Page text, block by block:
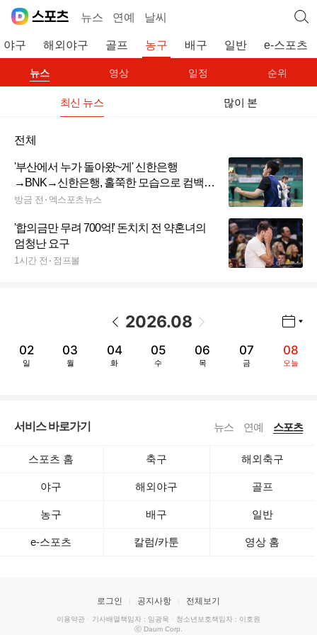
뉴스 연예 날씨
야구 해외야구 골프 농구 배구 일반 e-스포츠
뉴스 영상 일정 순위
최신 뉴스 많이 본
전체
'부산에서 누가 돌아왔~게' 신한은행
→BNK→신한은행, 홀쭉한 모습으로 컴백한
가드…"그렇게 많이 빠졌어요? 그 만큼 잘해
방금 전 엑스포츠뉴스
'합의금만 무려 700억!' 돈치치 전 약혼녀의
엄청난 요구
1시간 전 점프볼
2026.08
02
일
03
월
04
화
05
수
06
목
07
금
08
오늘
서비스 바로가기 뉴스 연예 스포츠
스포츠 홈 축구 해외축구
야구 해외야구 골프
농구 배구 일반
e-스포츠 칼럼/카툰 영상 홈
로그인 공지사항 전체보기
이용약관 · 기사배열책임자 : 임광욱 · 청소년보호책임자 : 이호원
ⓒ Daum Corp.